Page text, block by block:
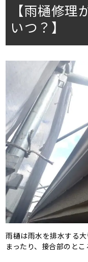
【雨樋修
いつ？】
雨樋は雨水を排水する
まったり、接合部のと